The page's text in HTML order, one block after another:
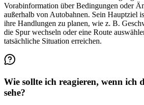
Vorabinformation über Bedingungen oder
außerhalb von Autobahnen. Sein Hauptziel
ihre Handlungen zu planen, wie z. B.
die Spur wechseln oder eine Route
tatsächliche Situation erreichen.
Wie sollte ich reagieren, wenn ich
sehe?